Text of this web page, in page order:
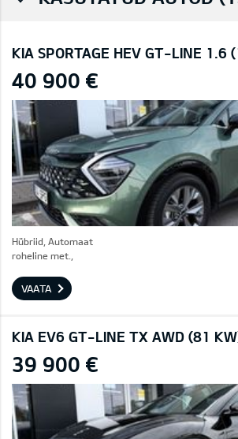
KIA SPORTAGE HEV GT-LINE 1.6
40 900 €
Hübriid, Automaat
roheline met.,
VAATA
KIA EV6 GT-LINE TX AWD (81
39 900 €